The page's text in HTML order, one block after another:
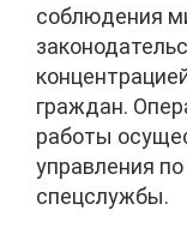
соблюдения
граждан.
работы
управления
спецслужбы.